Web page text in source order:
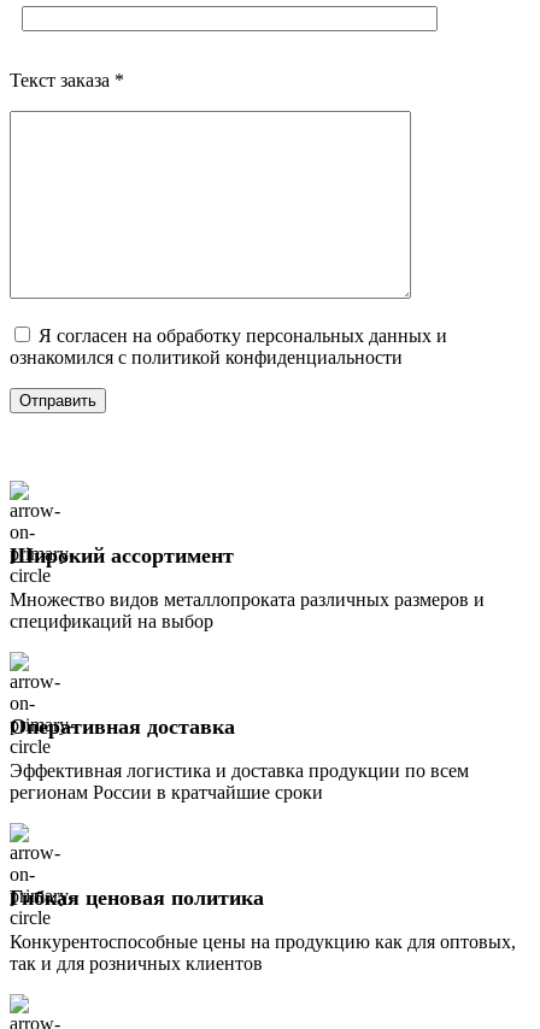
Текст заказа *
Я согласен на обработку персональных данных и
ознакомился с политикой конфиденциальности
Широкий ассортимент
Множество видов металлопроката различных размеров и
спецификаций на выбор
Оперативная доставка
Эффективная логистика и доставка продукции по всем
регионам России в кратчайшие сроки
Гибкая ценовая политика
Конкурентоспособные цены на продукцию как для оптовых,
так и для розничных клиентов